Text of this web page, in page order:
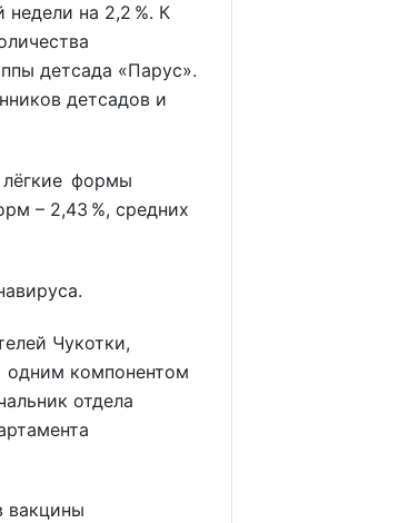
на 2,2 %. К
детсада «Парус».
детсадов и
лёгкие формы
– 2,43 %, средних
Чукотки,
одним компонентом
отдела
вакцины